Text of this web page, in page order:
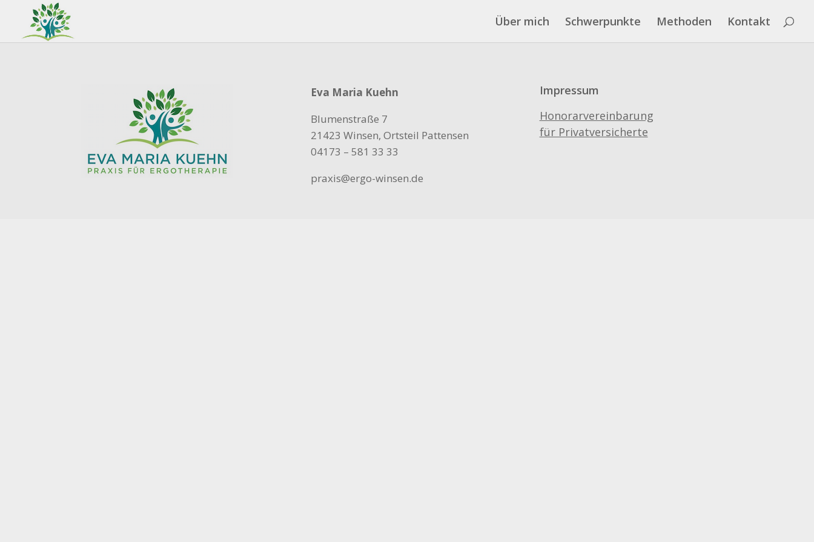
Über mich Schwerpunkte Methoden Kontakt
Eva Maria Kuehn
Blumenstraße 7
21423 Winsen, Ortsteil Pattensen
04173 – 581 33 33
praxis@ergo-winsen.de
Impressum
Honorarvereinbarung
für Privatversicherte